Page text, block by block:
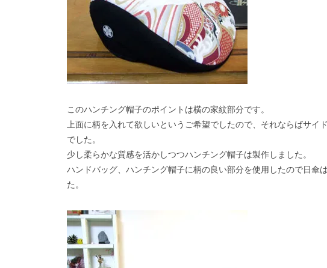
このハンチング帽子のポイントは横の家紋部分です。
上面に柄を入れて欲しいというご希望でしたので、それならばサ
でした。
少し柔らかな質感を活かしつつハンチング帽子は製作しました。
ハンドバッグ、ハンチング帽子に柄の良い部分を使用したので日傘
た。